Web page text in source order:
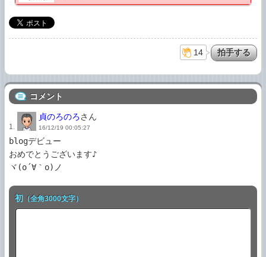
14
コメント
1.
貞のろのろさん
16/12/19 00:05:27
blogデビュー
おめでとうございます♪
ヾ(o´∀｀o)ノ
初 （全角3000文字）